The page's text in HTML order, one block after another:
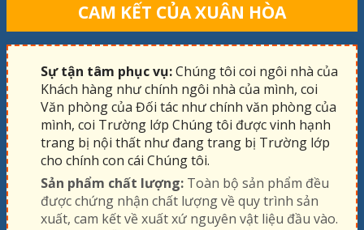
CAM KẾT CỦA XUÂN HÒA
Sự tận tâm phục vụ:Chúng tôi coi ngôi nhà của
Khách hàng như chính ngôi nhà của mình, coi
Văn phòng của Đối tác như chính văn phòng của
mình, coi Trường lớp Chúng tôi được vinh hạnh
trang bị nội thất như đang trang bị Trường lớp
cho chính con cái Chúng tôi.
Sản phẩm chất lượng: Toàn bộ sản phẩm đều
được chứng nhận chất lượng về quy trình sản
xuất, cam kết về xuất xứ nguyên vật liệu đầu vào.